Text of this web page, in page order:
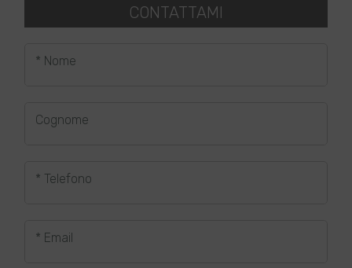
CONTATTAMI
* Nome
Cognome
* Telefono
* Email